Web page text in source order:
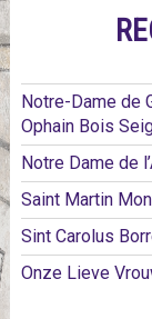
Notre-Dame de
Ophain Bois
Notre Dame de
Saint Martin
Sint Carolus
Onze Lieve